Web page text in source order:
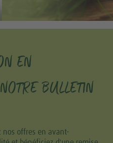
EN
BULLETIN
nos offres en avant-